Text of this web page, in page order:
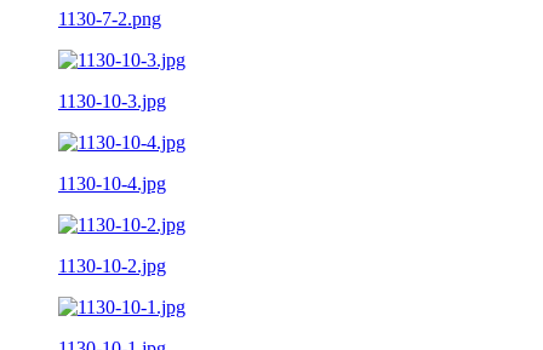
1130-7-2.png
1130-10-3.jpg
1130-10-4.jpg
1130-10-2.jpg